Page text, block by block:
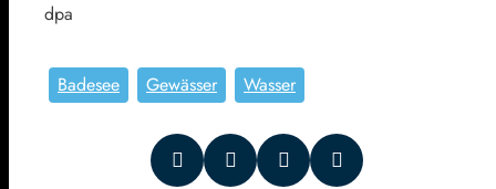
dpa
Badesee Gewässer Wasser